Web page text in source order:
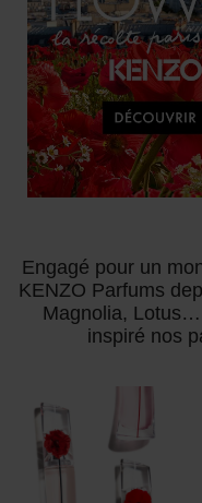
Engagé pour un
KENZO Parfums
Magnolia,
inspiré nos